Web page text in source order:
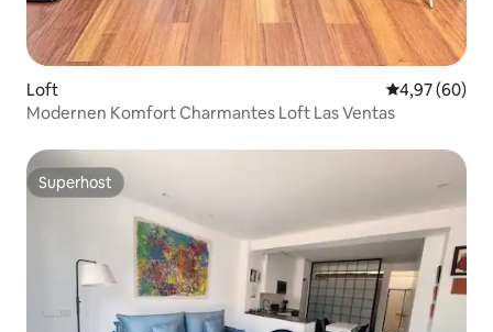
Loft
4,97 (60)
Modernen Komfort Charmantes Loft Las Ventas
Superhost
Superhost